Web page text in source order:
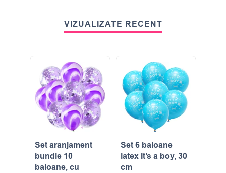
VIZUALIZATE RECENT
Set aranjament
bundle 10
baloane, cu
Set 6 baloane
latex It’s a boy, 30
cm